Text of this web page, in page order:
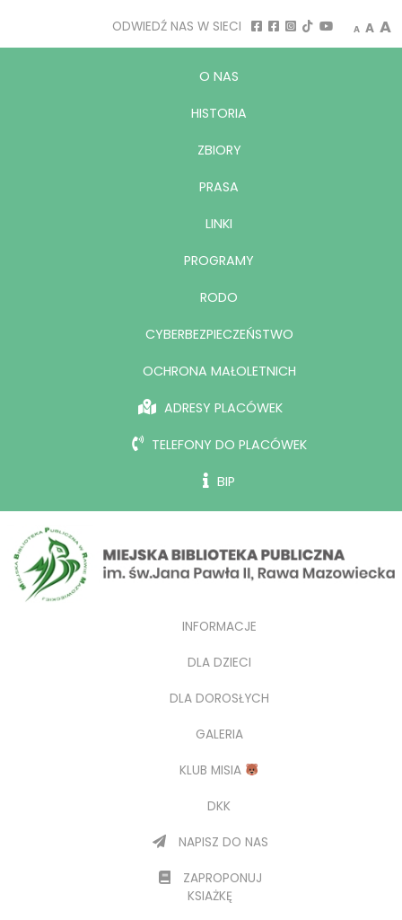
ODWIEDŹ NAS W SIECI A A A
O NAS
HISTORIA
ZBIORY
PRASA
LINKI
PROGRAMY
RODO
CYBERBEZPIECZEŃSTWO
OCHRONA MAŁOLETNICH
ADRESY PLACÓWEK
TELEFONY DO PLACÓWEK
BIP
INFORMACJE
DLA DZIECI
DLA DOROSŁYCH
GALERIA
KLUB MISIA
DKK
NAPISZ DO NAS
ZAPROPONUJ
KSIAŻKĘ